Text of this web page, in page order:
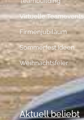
Virtuelle Teamevents
Firmenjubiläum
Sommerfest Ideen
Weihnachtsfeier
Aktuell beliebt